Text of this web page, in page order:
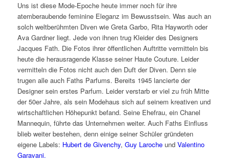
Uns ist diese Mode-Epoche heute immer noch für ihre
atemberaubende feminine Eleganz im Bewusstsein. Was auch an
solch weltberühmten Diven wie Greta Garbo, Rita Hayworth oder
Ava Gardner liegt. Jede von ihnen trug Kleider des Designers
Jacques Fath. Die Fotos ihrer öffentlichen Auftritte vermitteln bis
heute die herausragende Klasse seiner Haute Couture. Leider
vermitteln die Fotos nicht auch den Duft der Diven. Denn sie
trugen alle auch Faths Parfums. Bereits 1945 lancierte der
Designer sein erstes Parfum. Leider verstarb er viel zu früh Mitte
der 50er Jahre, als sein Modehaus sich auf seinem kreativen und
wirtschaftlichen Höhepunkt befand. Seine Ehefrau, ein Chanel
Mannequin, führte das Unternehmen weiter. Auch Faths Einfluss
blieb weiter bestehen, denn einige seiner Schüler gründeten
eigene Labels: Hubert de Givenchy, Guy Larocheund Valentino
Garavani.